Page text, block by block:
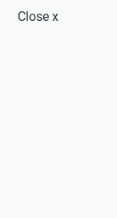
Close x